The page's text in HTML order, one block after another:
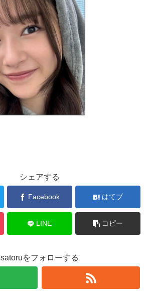
シェアする
Facebook はてブ
LINE コピー
satoruをフォローする